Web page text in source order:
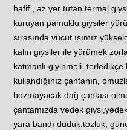
hafif , az yer tutan termal
kuruyan pamuklu giysiler
sırasında vücut ısımız
kalın giysiler ile yürümek
katmanlı giyinmeli, terledikçe
kullandığınız çantanın,
bozmayacak dağ çantası
çantamızda yedek
yara bandı düdük,tozluk,